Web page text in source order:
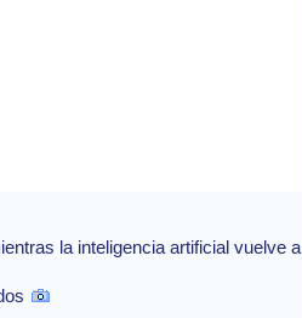
la inteligencia artificial vuelve a